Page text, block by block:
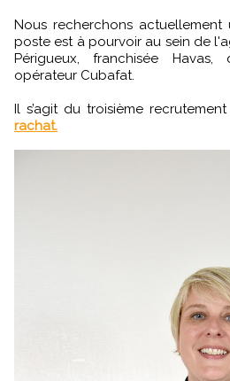
Nous recherchons
poste est à pourvoir au sein de
Périgueux, franchisée
opérateur Cubafat.
Il s’agit du troisième
rachat.